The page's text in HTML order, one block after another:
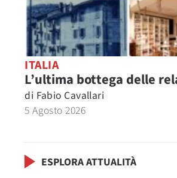
ITALIA
L’ultima bottega delle
di Fabio Cavallari
5 Agosto 2026
ESPLORA ATTUALITÀ